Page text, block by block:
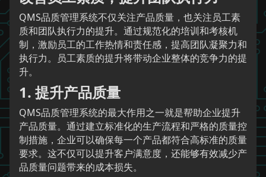
QMS品质管理系统不仅关注产品质量，也关注员工素
质和团队执行力的提升。通过规范化的培训和考核机
制，激励员工的工作热情和责任感，提高团队凝聚力和
执行力。员工素质的提升将带动企业整体的竞争力的提
升。
1. 提升产品质量
QMS品质管理系统的最大作用之一就是帮助企业提升
产品质量。通过建立标准化的生产流程和严格的质量控
制措施，企业可以确保每一个产品都符合高标准的质量
要求。这不仅可以提升客户满意度，还能够有效减少产
品质量问题带来的成本损失。